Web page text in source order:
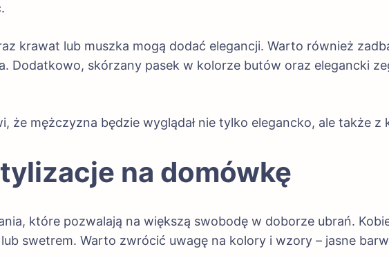
krawat lub muszka mogą dodać elegancji. Warto również
Dodatkowo, skórzany pasek w kolorze butów oraz elegancki
że mężczyzna będzie wyglądał nie tylko elegancko, ale także z
na domówkę
które pozwalają na większą swobodę w doborze ubrań.
swetrem. Warto zwrócić uwagę na kolory i wzory – jasne